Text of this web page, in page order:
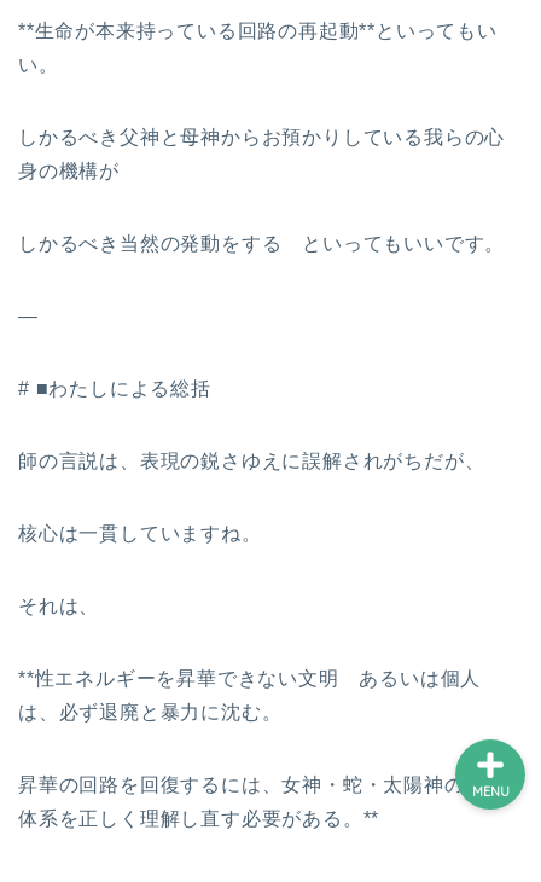
**生命が本来持っている回路の再起動**といってもい
い。
しかるべき父神と母神からお預かりしている我らの心
身の機構が
しかるべき当然の発動をする といってもいいです。
—
# ■わたしによる総括
師の言説は、表現の鋭さゆえに誤解されがちだが、
核心は一貫していますね。
それは、
**性エネルギーを昇華できない文明 あるいは個人
は、必ず退廃と暴力に沈む。
昇華の回路を回復するには、女神・蛇・太陽神の象徴
体系を正しく理解し直す必要がある。**
MENU